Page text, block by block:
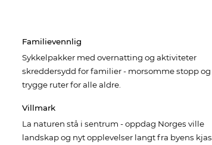
Familievennlig
Sykkelpakker med overnatting og aktiviteter
skreddersydd for familier - morsomme stopp og
trygge ruter for alle aldre.
Villmark
La naturen stå i sentrum - oppdag Norges ville
landskap og nyt opplevelser langt fra byens kjas